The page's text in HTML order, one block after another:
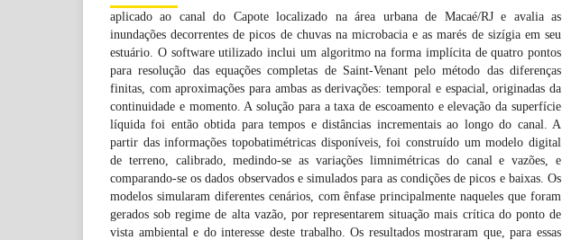
aplicado ao canal do Capote localizado na área urbana de Macaé/RJ e avalia as
inundações decorrentes de picos de chuvas na microbacia e as marés de sizígia em seu
estuário. O software utilizado inclui um algoritmo na forma implícita de quatro pontos
para resolução das equações completas de Saint-Venant pelo método das diferenças
finitas, com aproximações para ambas as derivações: temporal e espacial, originadas da
continuidade e momento. A solução para a taxa de escoamento e elevação da superfície
líquida foi então obtida para tempos e distâncias incrementais ao longo do canal. A
partir das informações topobatimétricas disponíveis, foi construído um modelo digital
de terreno, calibrado, medindo-se as variações limnimétricas do canal e vazões, e
comparando-se os dados observados e simulados para as condições de picos e baixas. Os
modelos simularam diferentes cenários, com ênfase principalmente naqueles que foram
gerados sob regime de alta vazão, por representarem situação mais crítica do ponto de
vista ambiental e do interesse deste trabalho. Os resultados mostraram que, para essas